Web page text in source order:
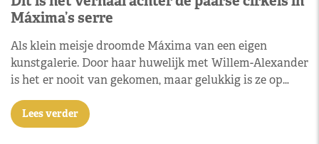
Máxima’s serre
Als klein meisje droomde Máxima van een eigen
kunstgalerie. Door haar huwelijk met Willem-Alexander
is het er nooit van gekomen, maar gelukkig is ze op…
Lees verder